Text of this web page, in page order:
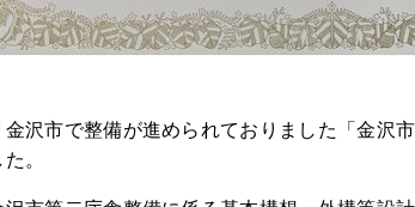
金沢市で整備が進められておりました「金沢
。